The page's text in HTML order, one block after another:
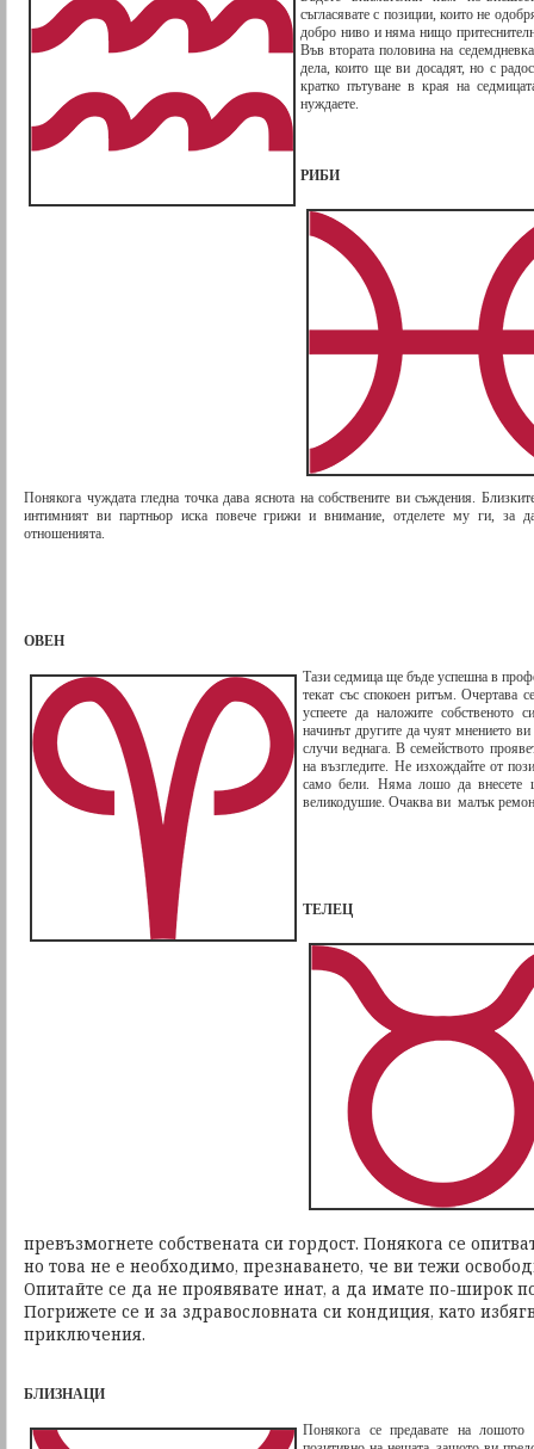
съгласявате с позиции, които не
добро ниво и няма нищо
Във втората половина на
дела, които ще ви досадят, но с
кратко пътуване в края на
нуждаете.
РИБИ
Понякога чуждата гледна точка дава яснота на собствените ви съждения.
интимният ви партньор иска повече грижи и внимание, отделете му ги, за
отношенията.
ОВЕН
Тази седмица ще бъде успешна в
текат със спокоен ритъм. Очертава
успеете да наложите собственото
начинът другите да чуят мнението
случи веднага. В семейството
на възгледите. Не изхождайте от
само бели. Няма лошо да внесете
великодушие. Очаква ви малък
ТЕЛЕЦ
превъзмогнете собствената си гордост. Понякога се
но това не е необходимо, презнаването, че ви тежи
Опитайте се да не проявявате инат, а да имате по-широк
Погрижете се и за здравословната си кондиция, като
приключения.
БЛИЗНАЦИ
Понякога се предавате на лошото